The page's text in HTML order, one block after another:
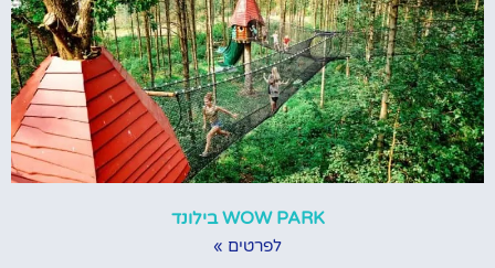
WOW PARK בילונד
לפרטים »